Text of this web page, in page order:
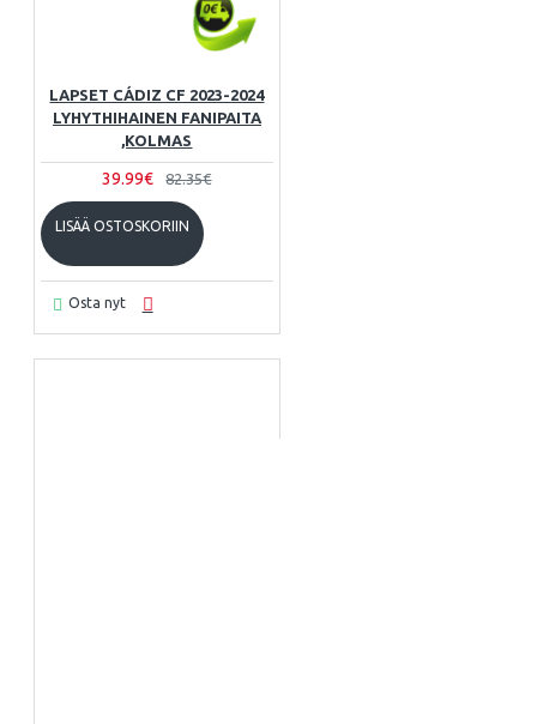
LAPSET CÁDIZ CF 2023-2024
LYHYTHIHAINEN FANIPAITA
,KOLMAS
39.99€ 82.35€
LISÄÄ OSTOSKORIIN
Osta nyt